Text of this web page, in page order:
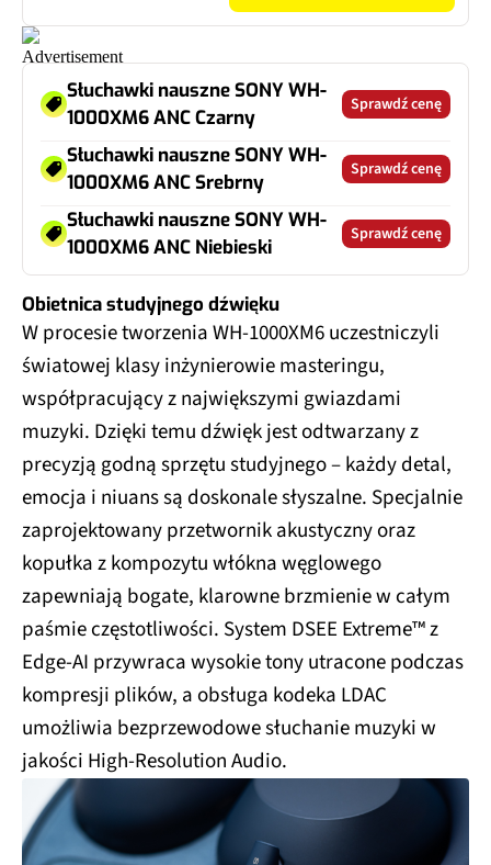
Słuchawki nauszne SONY WH-
1000XM6 ANC Czarny
Sprawdź cenę
Słuchawki nauszne SONY WH-
1000XM6 ANC Srebrny
Sprawdź cenę
Słuchawki nauszne SONY WH-
1000XM6 ANC Niebieski
Sprawdź cenę
Obietnica studyjnego dźwięku
W procesie tworzenia WH-1000XM6 uczestniczyli
światowej klasy inżynierowie masteringu,
współpracujący z największymi gwiazdami
muzyki. Dzięki temu dźwięk jest odtwarzany z
precyzją godną sprzętu studyjnego – każdy detal,
emocja i niuans są doskonale słyszalne. Specjalnie
zaprojektowany przetwornik akustyczny oraz
kopułka z kompozytu włókna węglowego
zapewniają bogate, klarowne brzmienie w całym
paśmie częstotliwości. System DSEE Extreme™ z
Edge-AI przywraca wysokie tony utracone podczas
kompresji plików, a obsługa kodeka LDAC
umożliwia bezprzewodowe słuchanie muzyki w
jakości High-Resolution Audio.